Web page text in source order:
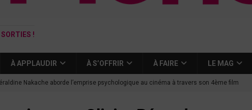
!
À APPLAUDIR À S’OFFRIR À FAIRE LE MAG
Nakache aborde l’emprise psychologique au cinéma à travers son 4ème film